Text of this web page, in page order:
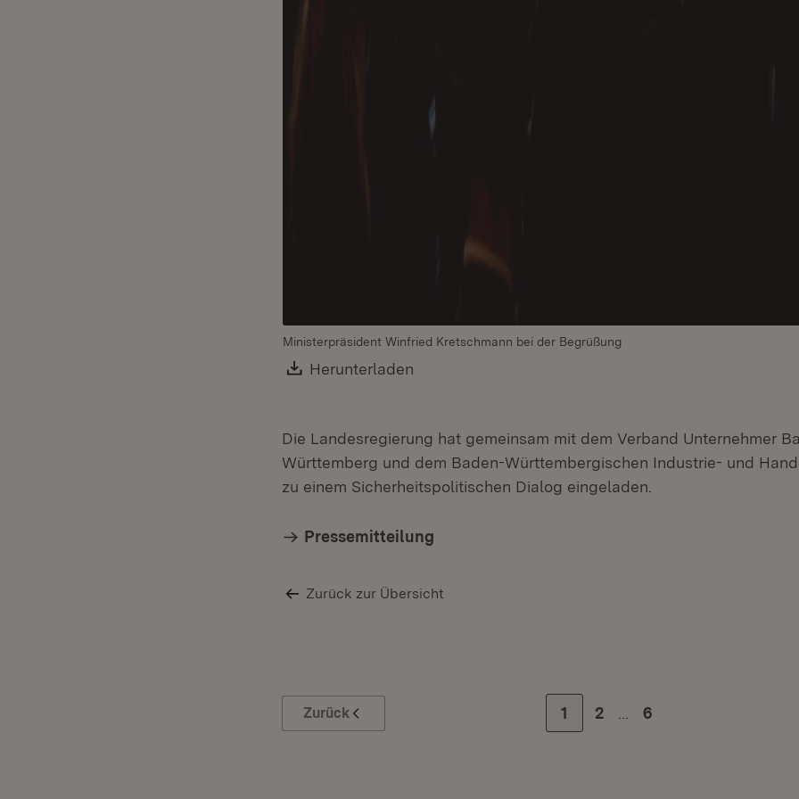
Ministerpräsident Winfried Kretschmann bei der Begrüßung
Download:
Herunterladen
Die Landesregierung hat gemeinsam mit dem Verband Unternehmer
Württemberg und dem Baden-Württembergischen Industrie- und
zu einem Sicherheitspolitischen Dialog eingeladen.
Pressemitteilung
Zurück zur Übersicht
Zurück Zur Seite
1 Zur Seite
2 Zur letzten Seite
6